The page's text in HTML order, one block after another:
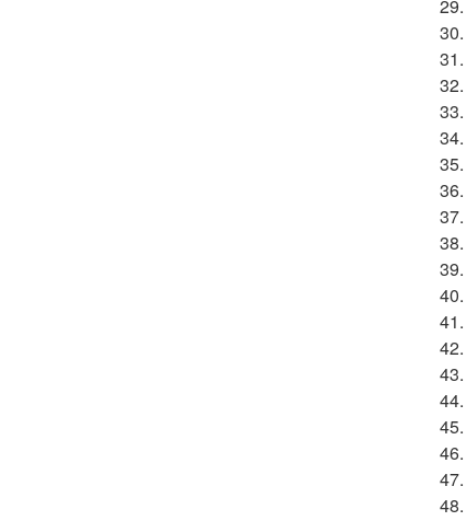
29.
30.
31.
32.
33.
34.
35.
36.
37.
38.
39.
40.
41.
42.
43.
44.
45.
46.
47.
48.